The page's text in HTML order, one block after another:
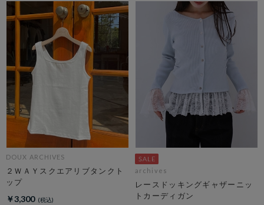
DOUX ARCHIVES
２ＷＡＹスクエアリブタンクト
ップ
￥3,300
archives
レースドッキングギャザーニッ
トカーディガン